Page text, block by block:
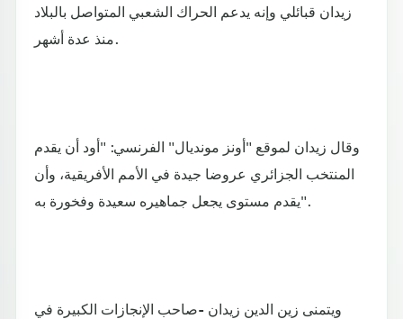
زيدان قبائلي وإنه يدعم الحراك الشعبي المتواصل بالبلاد
منذ عدة أشهر.
وقال زيدان لموقع "أونز مونديال" الفرنسي: "أود أن يقدم
المنتخب الجزائري عروضا جيدة في الأمم الأفريقية، وأن
يقدم مستوى يجعل جماهيره سعيدة وفخورة به".
ويتمنى زين الدين زيدان -صاحب الإنجازات الكبيرة في